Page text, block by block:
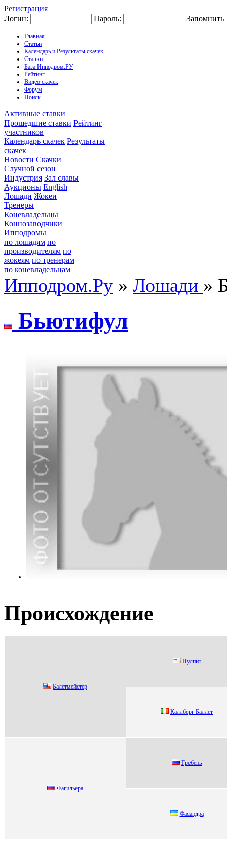
Регистрация
Логин:
Пароль: Запомнить
Главная
Статьи
Календарь и Результаты скачек
Ставки
База Ипподром.РУ
Рейтинг
Видео скачек
Форум
Поиск
Активные ставки
Прошедшие ставки Рейтинг
участников
Календарь скачек Результаты
скачек
Новости Скачки
Случной сезон
Индустрия Зал славы
Аукционы English
Лошади Жокеи
Тренеры
Коневладельцы
Коннозаводчики
Ипподромы
по лошадям по
производителям по
жокеям по тренерам
по коневладельцам
Ипподром.Ру » Лошади »
Бьютифул
Происхождение
Балетмейcтеp
Пулпит
Каллбеpг Баллет
Фагильера
Гpeбeнь
Фасандра